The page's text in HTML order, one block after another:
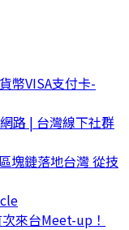
幣VISA支付卡-
路 | 台灣線下社群
塊鏈落地台灣 從技
來台Meet-up！